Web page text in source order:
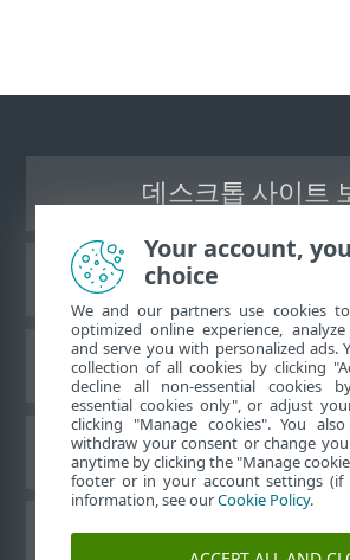
데스크톱 사이트
ESET 지식 베이스
ESET 포럼
국가별 지원
쿠키 관리
Your account,
choice
We and our partners use cookies
optimized online experience,
and serve you with personalized ads.
collection of all cookies by clicking
decline all non-essential cookies
essential cookies only", or adjust
clicking "Manage cookies". You
withdraw your consent or change
anytime by clicking the "Manage
footer or in your account settings (if
information, see ourCookie Policy.